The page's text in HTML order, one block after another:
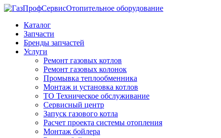
Отопительное оборудование
Каталог
Запчасти
Бренды запчастей
Услуги
Ремонт газовых котлов
Ремонт газовых колонок
Промывка теплообменника
Монтаж и установка котлов
ТО Техническое обслуживание
Сервисный центр
Запуск газового котла
Расчет проекта системы отопления
Монтаж бойлера